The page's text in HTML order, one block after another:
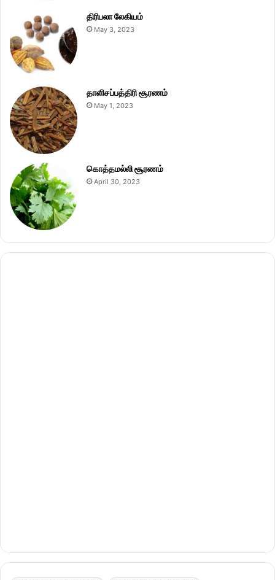
திரிபலா லேகியம்
May 3, 2023
தாளிசப்பத்திரி சூரணம்
May 1, 2023
கொத்தமல்லி சூரணம்
April 30, 2023